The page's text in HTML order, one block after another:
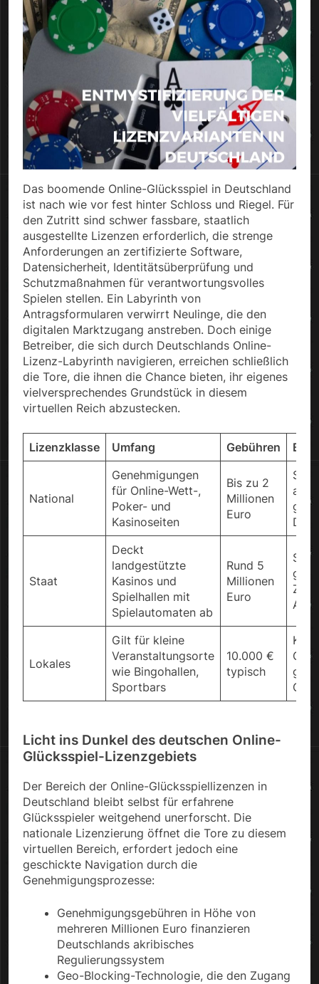
Das boomende Online-Glücksspiel in Deutschland
ist nach wie vor fest hinter Schloss und Riegel. Für
den Zutritt sind schwer fassbare, staatlich
ausgestellte Lizenzen erforderlich, die strenge
Anforderungen an zertifizierte Software,
Datensicherheit, Identitätsüberprüfung und
Schutzmaßnahmen für verantwortungsvolles
Spielen stellen. Ein Labyrinth von
Antragsformularen verwirrt Neulinge, die den
digitalen Marktzugang anstreben. Doch einige
Betreiber, die sich durch Deutschlands Online-
Lizenz-Labyrinth navigieren, erreichen schließlich
die Tore, die ihnen die Chance bieten, ihr eigenes
vielversprechendes Grundstück in diesem
virtuellen Reich abzustecken.
Lizenzklasse Umfang Gebühren
National
Genehmigungen
für Online-Wett-,
Poker- und
Kasinoseiten
Bis zu 2
Millionen
Euro
Staat
Deckt
landgestützte
Kasinos und
Spielhallen mit
Spielautomaten ab
Rund 5
Millionen
Euro
Lokales
Gilt für kleine
Veranstaltungsorte
wie Bingohallen,
Sportbars
10.000 €
typisch
Licht ins Dunkel des deutschen Online-
Glücksspiel-Lizenzgebiets
Der Bereich der Online-Glücksspiellizenzen in
Deutschland bleibt selbst für erfahrene
Glücksspieler weitgehend unerforscht. Die
nationale Lizenzierung öffnet die Tore zu diesem
virtuellen Bereich, erfordert jedoch eine
geschickte Navigation durch die
Genehmigungsprozesse:
Genehmigungsgebühren in Höhe von
mehreren Millionen Euro finanzieren
Deutschlands akribisches
Regulierungssystem
Geo-Blocking-Technologie, die den Zugang